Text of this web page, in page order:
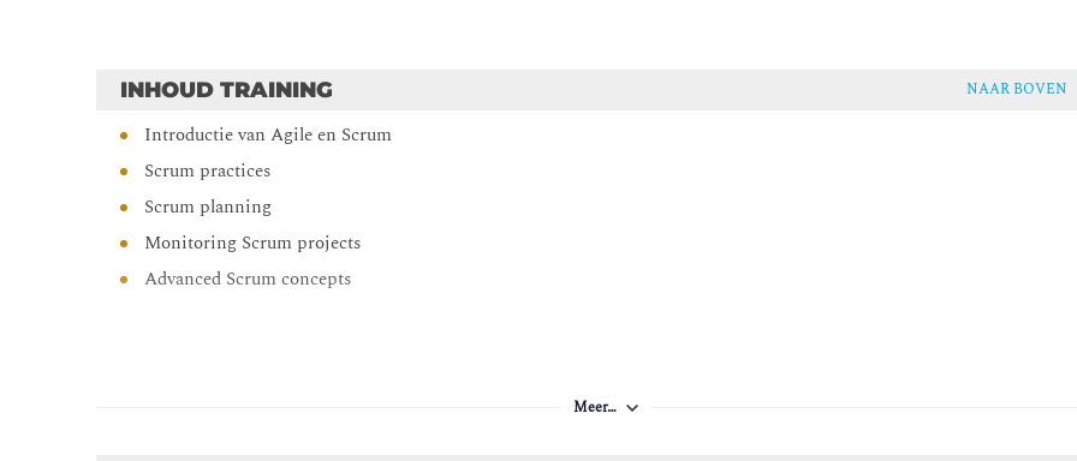
INHOUD TRAINING NAAR BOVEN
Introductie van Agile en Scrum
Scrum practices
Scrum planning
Monitoring Scrum projects
Advanced Scrum concepts
Meer…